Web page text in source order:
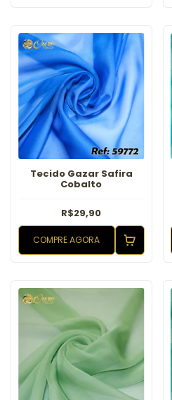
Tecido Gazar Safira
Cobalto
R$29,90
COMPRE AGORA